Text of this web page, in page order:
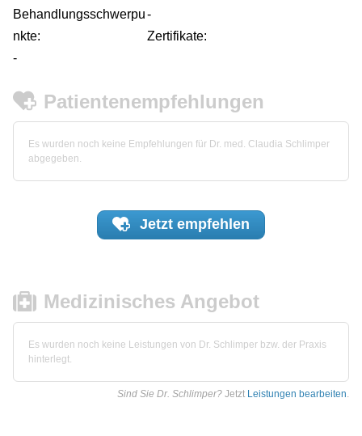
Behandlungsschwerpu
nkte:
-
Zertifikate:
-
Patientenempfehlungen
Es wurden noch keine Empfehlungen für Dr. med. Claudia Schlimper
abgegeben.
Jetzt empfehlen
Medizinisches Angebot
Es wurden noch keine Leistungen von Dr. Schlimper bzw. der Praxis
hinterlegt.
Sind Sie Dr. Schlimper? Jetzt Leistungen bearbeiten.